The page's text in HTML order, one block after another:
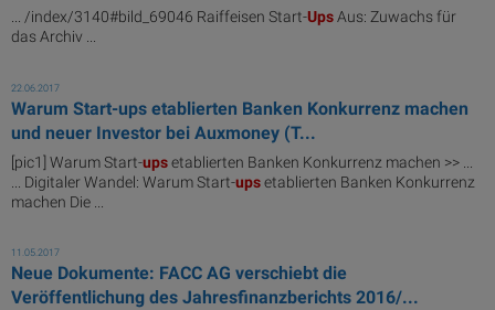
... /index/3140#bild_69046 Raiffeisen Start-UpsAus: Zuwachs für
das Archiv ...
22.06.2017
Warum Start-ups etablierten Banken Konkurrenz machen
und neuer Investor bei Auxmoney (T...
[pic1] Warum Start-upsetablierten Banken Konkurrenz machen >> ...
... Digitaler Wandel: Warum Start-upsetablierten Banken Konkurrenz
machen Die ...
11.05.2017
Neue Dokumente: FACC AG verschiebt die
Veröffentlichung des Jahresfinanzberichts 2016/...